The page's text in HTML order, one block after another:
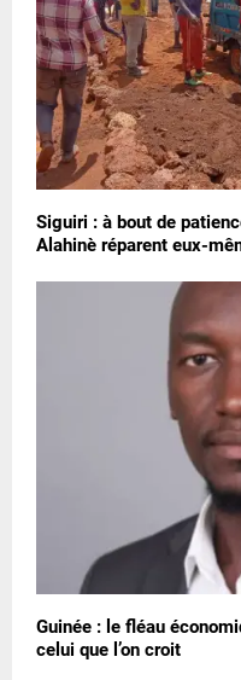
Siguiri : à bout de
Alahinè réparent eux-
Guinée : le fléau
celui que l’on croit